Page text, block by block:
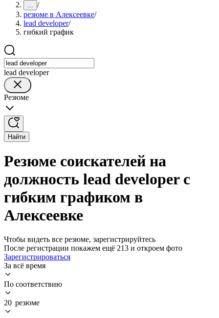
... /
резюме в Алексеевке/
lead developer/
гибкий график
lead developer
Резюме
Найти
Резюме соискателей на
должность lead developer с
гибким графиком в
Алексеевке
Чтобы видеть все резюме, зарегистрируйтесь
После регистрации покажем ещё 213 и откроем фото
Зарегистрироваться
За всё время
По соответствию
20 резюме